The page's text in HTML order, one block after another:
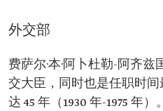
外交部
费萨尔·本·阿卜杜勒-阿齐
交大臣，同时也是任职时
达 45 年（1930 年-1975 年